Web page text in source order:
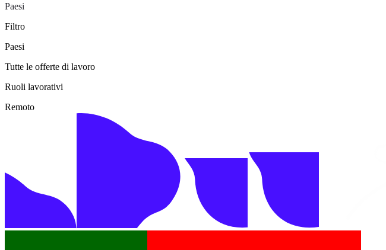
Paesi
Filtro
Paesi
Tutte le offerte di lavoro
Ruoli lavorativi
Remoto